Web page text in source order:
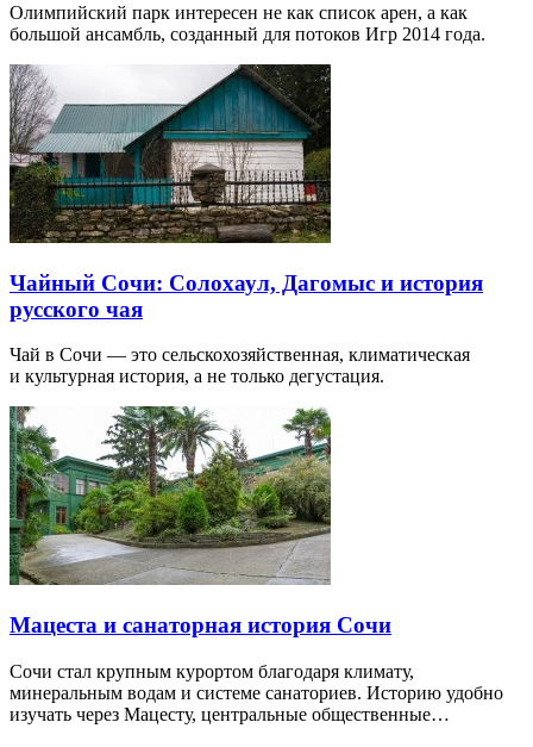
Олимпийский парк интересен не как список арен, а как
большой ансамбль, созданный для потоков Игр 2014 года.
Чайный Сочи: Солохаул, Дагомыс и история
русского чая
Чай в Сочи — это сельскохозяйственная, климатическая
и культурная история, а не только дегустация.
Мацеста и санаторная история Сочи
Сочи стал крупным курортом благодаря климату,
минеральным водам и системе санаториев. Историю удобно
изучать через Мацесту, центральные общественные…